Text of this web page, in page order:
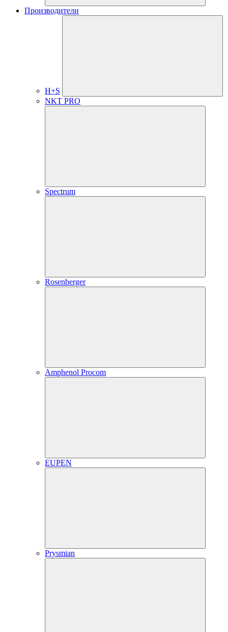
Производители
H+S
NKT PRO
Spectrum
Rosenberger
Amphenol Procom
EUPEN
Prysmian